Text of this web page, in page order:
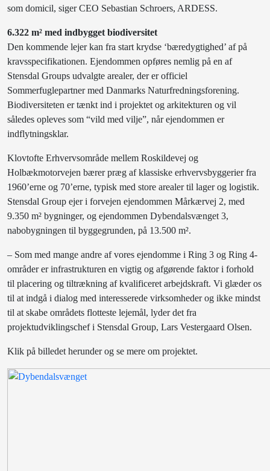
som domicil, siger CEO Sebastian Schroers, ARDESS.
6.322 m² med indbygget biodiversitet
Den kommende lejer kan fra start krydse ‘bæredygtighed’ af på
kravsspecifikationen. Ejendommen opføres nemlig på en af
Stensdal Groups udvalgte arealer, der er officiel
Sommerfuglepartner med Danmarks Naturfredningsforening.
Biodiversiteten er tænkt ind i projektet og arkitekturen og vil
således opleves som “vild med vilje”, når ejendommen er
indflytningsklar.
Klovtofte Erhvervsområde mellem Roskildevej og
Holbækmotorvejen bærer præg af klassiske erhvervsbyggerier fra
1960’erne og 70’erne, typisk med store arealer til lager og logistik.
Stensdal Group ejer i forvejen ejendommen Mårkærvej 2, med
9.350 m² bygninger, og ejendommen Dybendalsvænget 3,
nabobygningen til byggegrunden, på 13.500 m².
– Som med mange andre af vores ejendomme i Ring 3 og Ring 4-
områder er infrastrukturen en vigtig og afgørende faktor i forhold
til placering og tiltrækning af kvalificeret arbejdskraft. Vi glæder os
til at indgå i dialog med interesserede virksomheder og ikke mindst
til at skabe områdets flotteste lejemål, lyder det fra
projektudviklingschef i Stensdal Group, Lars Vestergaard Olsen.
Klik på billedet herunder og se mere om projektet.